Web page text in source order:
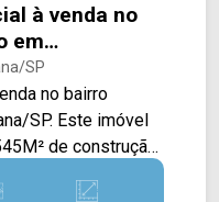
à venda no
em
SP
no bairro
imóvel
de construção,
pé direito alto,